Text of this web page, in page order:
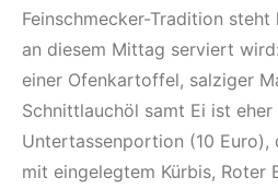
Feinschmecker-Tradition steht
an diesem Mittag serviert
einer Ofenkartoffel, salziger
Schnittlauchöl samt Ei ist eher
Untertassenportion (10 Euro),
mit eingelegtem Kürbis, Roter